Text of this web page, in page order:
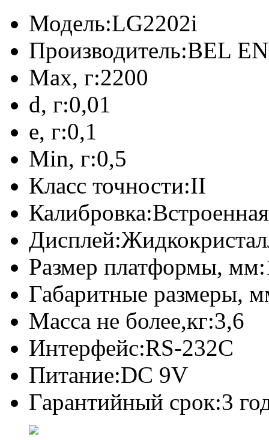
Модель:LG2202i
Производитель:BEL
Max, г:2200
d, г:0,01
e, г:0,1
Min, г:0,5
Класс точности:II
Калибровка:Встроенная
Дисплей:
Размер платформы, мм:
Габаритные размеры,
Масса не более,кг:3,6
Интерфейс:RS-232C
Питание:DC 9V
Гарантийный срок:3